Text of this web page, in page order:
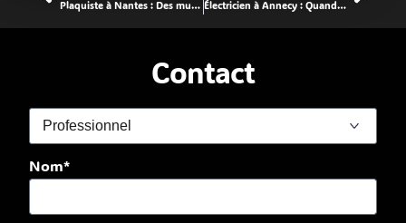
Plaquiste à Nantes : Des murs nets comme vos idées Électricien à Annecy : Quand ça saute, on ne prend pas le risque
Contact
Nom*